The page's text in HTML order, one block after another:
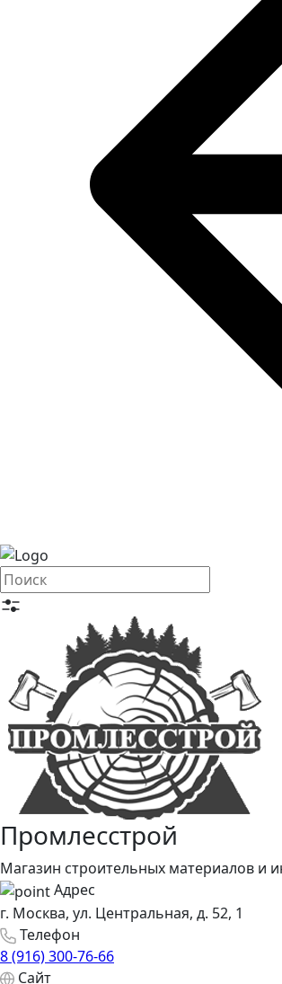
Промлесстрой
Магазин строительных материалов и
Адрес
г. Москва, ул. Центральная, д. 52, 1
Телефон
8 (916) 300-76-66
Сайт